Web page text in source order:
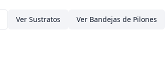
Ver Sustratos Ver Bandejas de Pilones